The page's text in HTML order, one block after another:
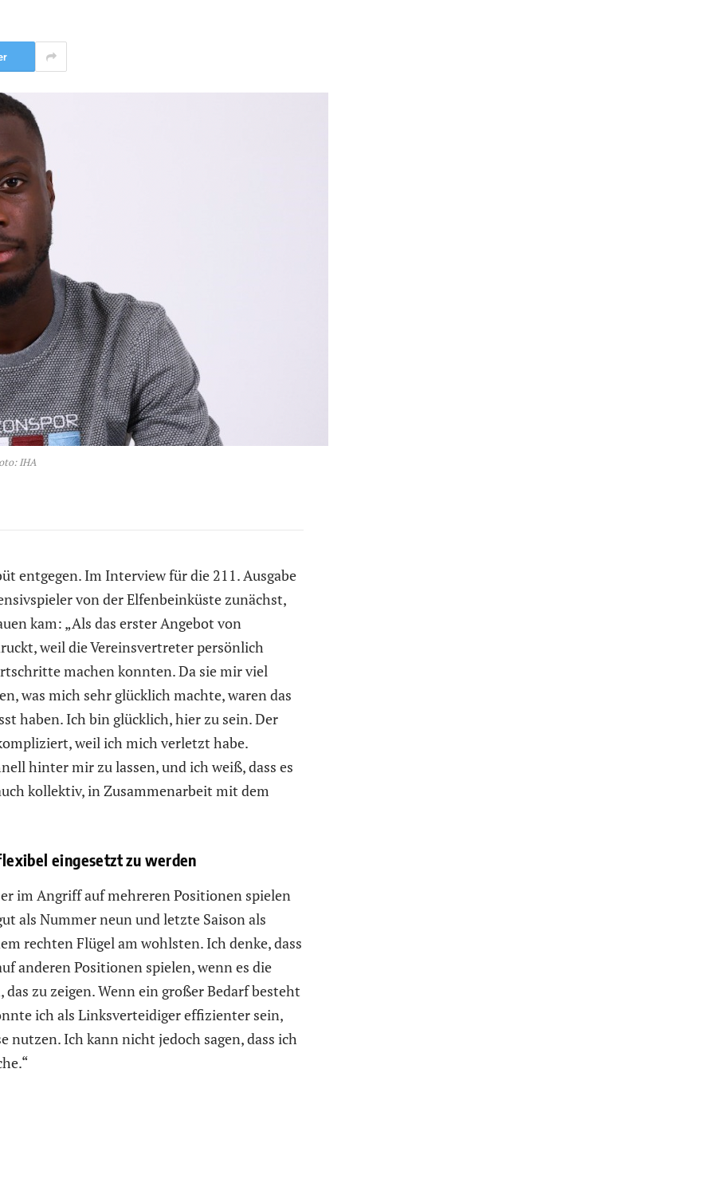
IHA
entgegen. Im Interview für die 211. Ausgabe
von der Elfenbeinküste zunächst,
kam: „Als das erster Angebot von
weil die Vereinsvertreter persönlich
machen konnten. Da sie mir viel
was mich sehr glücklich machte, waren das
haben. Ich bin glücklich, hier zu sein. Der
weil ich mich verletzt habe.
hinter mir zu lassen, und ich weiß, dass es
kollektiv, in Zusammenarbeit mit dem
eingesetzt zu werden
im Angriff auf mehreren Positionen spielen
als Nummer neun und letzte Saison als
rechten Flügel am wohlsten. Ich denke, dass
anderen Positionen spielen, wenn es die
zu zeigen. Wenn ein großer Bedarf besteht
ich als Linksverteidiger effizienter sein,
nutzen. Ich kann nicht jedoch sagen, dass ich